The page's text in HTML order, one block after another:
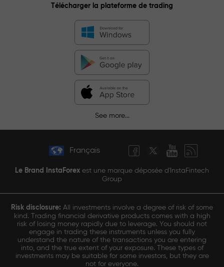
Télécharger la plateforme de trading
See more...
Français
Le Brand InstaForex est une marque déposée d'InstaFintech
Group
Risk disclosure: All investments involve a degree of risk of some
kind. Trading financial derivative products comes with a high
risk of losing money rapidly due to leverage. You should not
engage in trading these instruments unless you fully
understand the nature of the transactions you are entering
into, and the true extent of your exposure. These types of
investments may be suitable for some investors, but they are
not for everyone.